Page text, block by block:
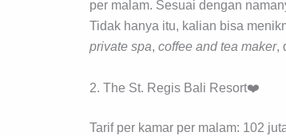
per malam. Sesuai dengan
Tidak hanya itu, kalian bisa
private spa, coffee and tea maker,
2. The St. Regis Bali Resort❤️
Tarif per kamar per malam: 102